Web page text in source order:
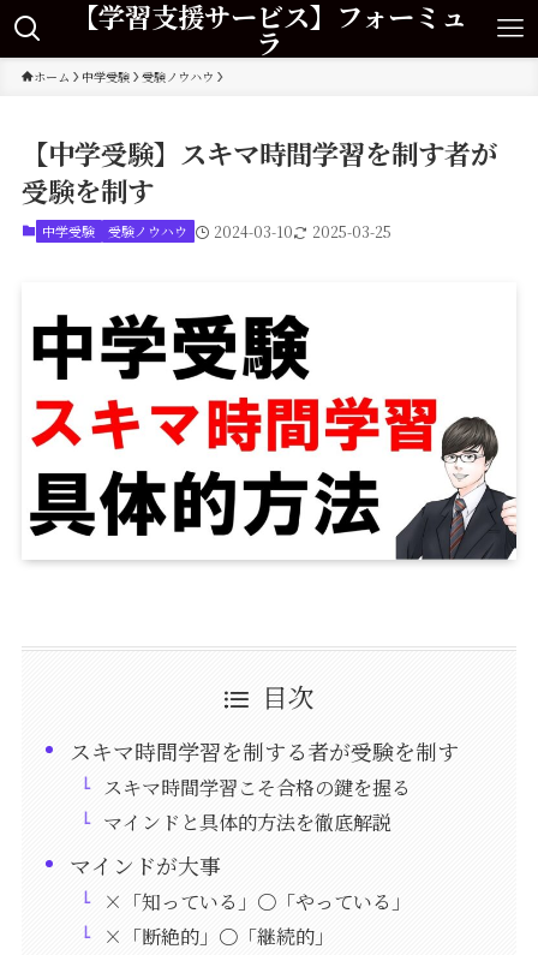
【学習支援サービス】フォーミュ
ラ
ホーム 中学受験 受験ノウハウ
【中学受験】スキマ時間学習を制す者が
受験を制す
中学受験 受験ノウハウ 2024-03-10 2025-03-25
目次
スキマ時間学習を制する者が受験を制す
スキマ時間学習こそ合格の鍵を握る
マインドと具体的方法を徹底解説
マインドが大事
×「知っている」〇「やっている」
×「断絶的」〇「継続的」